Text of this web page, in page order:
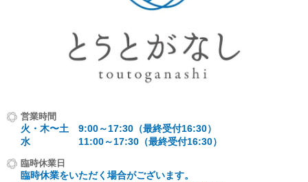
営業時間
火・木〜土 9:00～17:30（最終受付16:30）
水 11:00～17:30（最終受付16:30）
臨時休業日
臨時休業をいただく場合がございます。